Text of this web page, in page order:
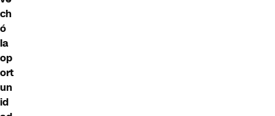
ch
ó
la
op
ort
un
id